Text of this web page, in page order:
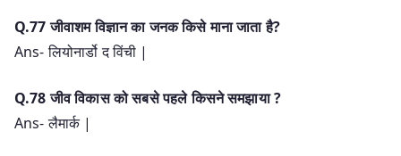
Q.77 जीवाशम विज्ञान का जनक किसे माना जाता है?
Ans- लियोनार्डो द विंची |
Q.78 जीव विकास को सबसे पहले किसने समझाया ?
Ans- लैमार्क |